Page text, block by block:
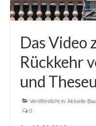
Das Video
Rückkehr
und
Veröffentlicht in: Aktuelle
0